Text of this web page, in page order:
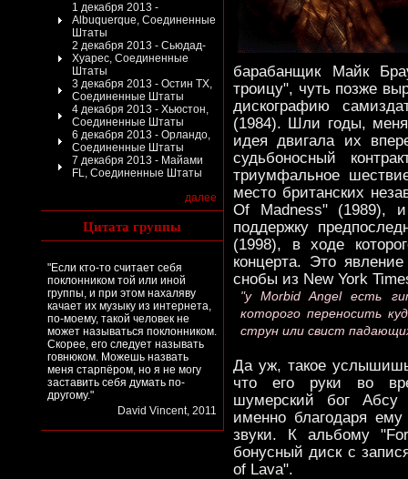
1 декабря 2013 -
Albuquerque, Соединенные
Штаты
2 декабря 2013 - Сьюдад-
Хуарес, Соединенные
Штаты
3 декабря 2013 - Остин TX,
Соединенные Штаты
4 декабря 2013 - Хьюстон,
Соединенные Штаты
6 декабря 2013 - Орландо,
Соединенные Штаты
7 декабря 2013 - Майами
FL, Соединенные Штаты
далее
Цитата группы
"Если кто-то считает себя
поклонником той или иной
группы, и при этом нахаляву
качает их музыку из интернета,
по-моему, такой человек не
может называться поклонником.
Скорее, его следует называть
говнюком. Можешь назвать
меня старпёром, но я не могу
заставить себя думать по-
другому."
David Vincent, 2011
барабанщик Майк
троицу", чуть позже
дискографию
(1984). Шли годы,
идея двигала их
судьбоносный
триумфальное
место британских
Of Madness" (1989),
поддержку
(1998), в ходе
концерта. Это
снобы из New York
"y Morbid Angel есть
которого переносить
струн или свист
Да уж, такое
что его руки во
шумерский бог
именно благодаря
звуки. К альбому
бонусный диск с
of Lava".